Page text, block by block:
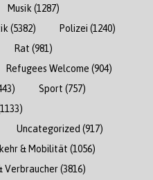
Musik (1287)
(5382) Polizei (1240)
Rat (981)
Refugees Welcome (904)
Sport (757)
Uncategorized (917)
& Mobilität (1056)
Verbraucher(3816)